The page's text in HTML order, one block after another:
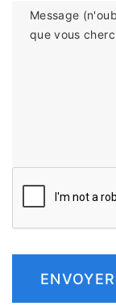
Message
que vous